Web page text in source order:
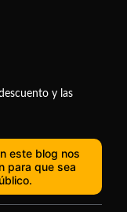
y las
este blog nos
para que sea